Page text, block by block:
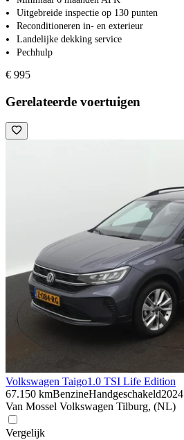
Uitgebreide inspectie op 130 punten
Reconditioneren in- en exterieur
Landelijke dekking service
Pechhulp
€ 995
Gerelateerde voertuigen
Volkswagen Taigo1.0 TSI Life Edition
67.150 kmBenzineHandgeschakeld2024
Van Mossel Volkswagen Tilburg, (NL)
Vergelijk